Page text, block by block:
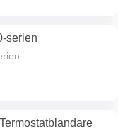
serien